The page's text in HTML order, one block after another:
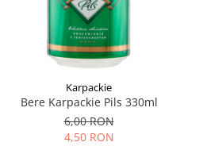
Karpackie
Bere Karpackie Pils 330ml
6,00 RON
4,50 RON